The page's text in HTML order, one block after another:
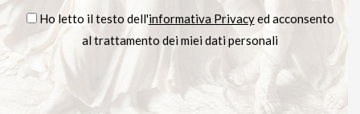
Ho letto il testo dell'informativa Privacyed acconsento
al trattamento dei miei dati personali